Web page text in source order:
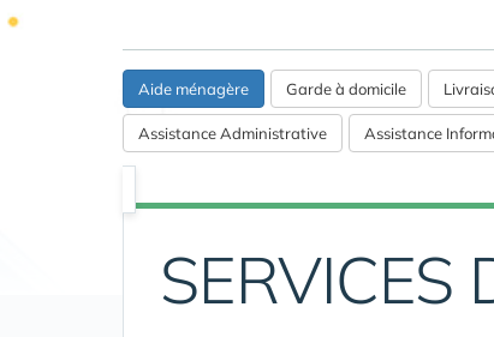
Aide ménagère Garde à domicile
Assistance Administrative Assistance
SERVICES